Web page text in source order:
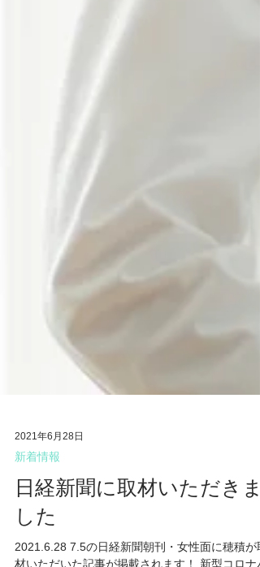
2021年6月28日
新着情報
日経新聞に取材いただきま
した